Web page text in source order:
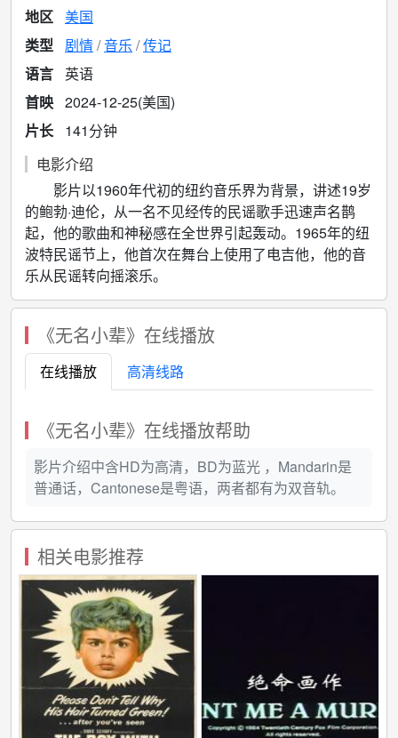
地区 美国
类型 剧情 音乐 传记
语言
英语
首映 2024-12-25(美国)
片长
141分钟
电影介绍
影片以1960年代初的纽约音乐界为背景，讲述19岁
的鲍勃·迪伦，从一名不见经传的民谣歌手迅速声名鹊
起，他的歌曲和神秘感在全世界引起轰动。1965年的纽
波特民谣节上，他首次在舞台上使用了电吉他，他的音
乐从民谣转向摇滚乐。
《无名小辈》在线播放
在线播放 高清线路
《无名小辈》在线播放帮助
影片介绍中含HD为高清，BD为蓝光 ，Mandarin是
普通话，Cantonese是粤语，两者都有为双音轨。
相关电影推荐